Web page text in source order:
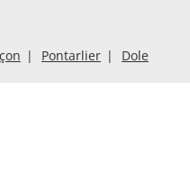
Pontarlier Dole